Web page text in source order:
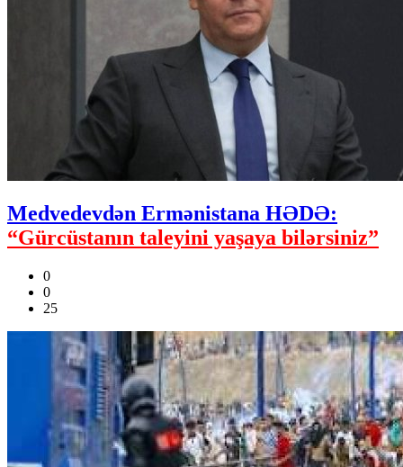
Medvedevdən Ermənistana HƏDƏ:
“Gürcüstanın taleyini yaşaya bilərsiniz”
0
0
25